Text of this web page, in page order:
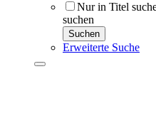
Nur in Titel
suchen
Suchen
Erweiterte Suche